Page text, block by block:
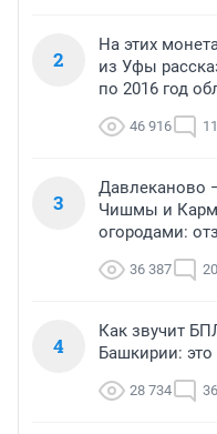
2
На этих
из Уфы
по 2016 год
46 916 11
3
Давлеканово
Чишмы и
огородами:
36 387 20
4
Как звучит
Башкирии:
28 734 36